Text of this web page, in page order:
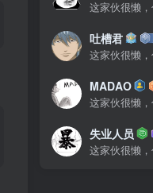
吐槽君
MADAO
失业人员